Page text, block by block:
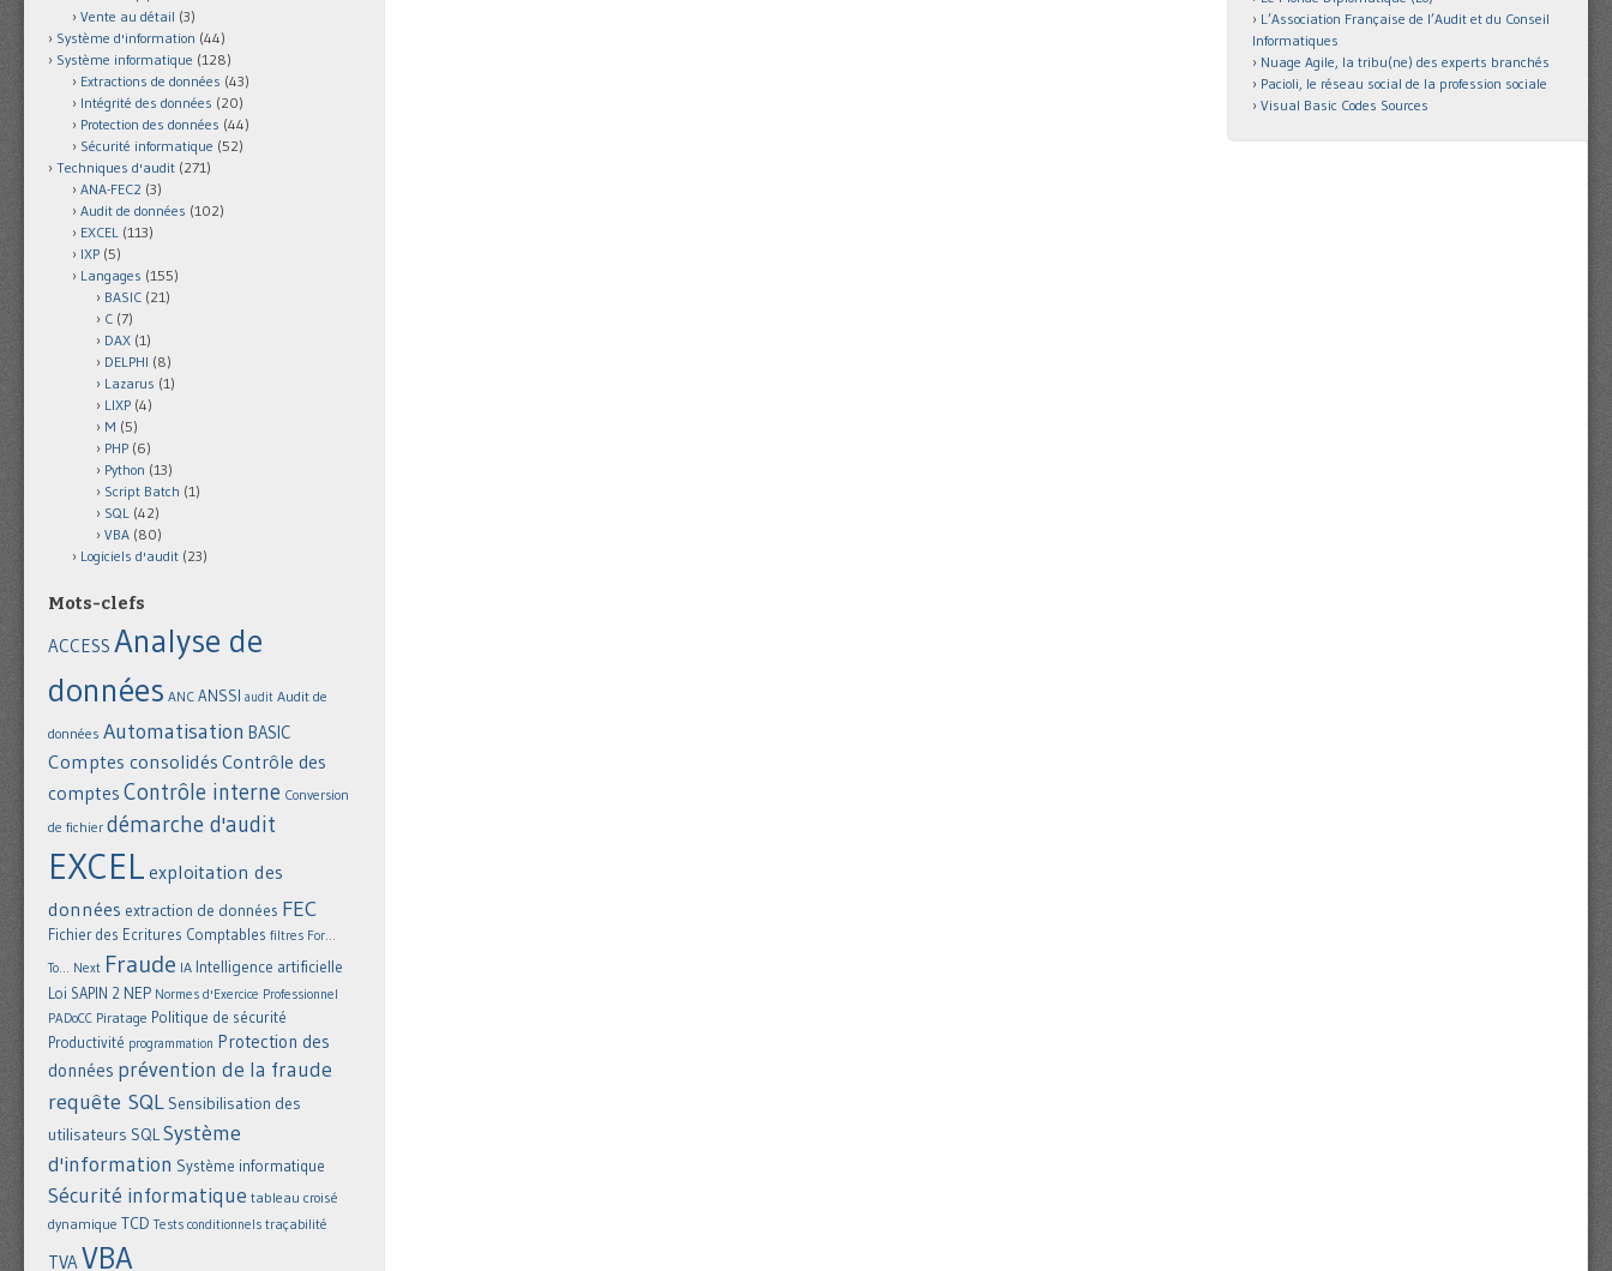
Vente au détail (3)
Système d'information (44)
Système informatique (128)
Extractions de données (43)
Intégrité des données (20)
Protection des données (44)
Sécurité informatique (52)
Techniques d'audit (271)
ANA-FEC2 (3)
Audit de données (102)
EXCEL (113)
IXP (5)
Langages (155)
BASIC (21)
C (7)
DAX (1)
DELPHI (8)
Lazarus (1)
LIXP (4)
M (5)
PHP (6)
Python (13)
Script Batch (1)
SQL (42)
VBA (80)
Logiciels d'audit (23)
Mots-clefs
ACCESS Analyse de
données ANC ANSSI audit Audit de
données Automatisation BASIC
Comptes consolidés Contrôle des
comptes Contrôle interne Conversion
de fichier démarche d'audit
EXCEL exploitation des
données extraction de données FEC
Fichier des Ecritures Comptables filtres For...
To... Next Fraude IA Intelligence artificielle
Loi SAPIN 2 NEP Normes d'Exercice Professionnel
PADoCC Piratage Politique de sécurité
Productivité programmation Protection des
données prévention de la fraude
requête SQL Sensibilisation des
utilisateurs SQLSystème
d'information Système informatique
Sécurité informatique tableau croisé
dynamique TCD Tests conditionnels traçabilité
TVAVBA
L’Association Française de l’Audit et du Conseil
Informatiques
Nuage Agile, la tribu(ne) des experts branchés
Pacioli, le réseau social de la profession sociale
Visual Basic Codes Sources